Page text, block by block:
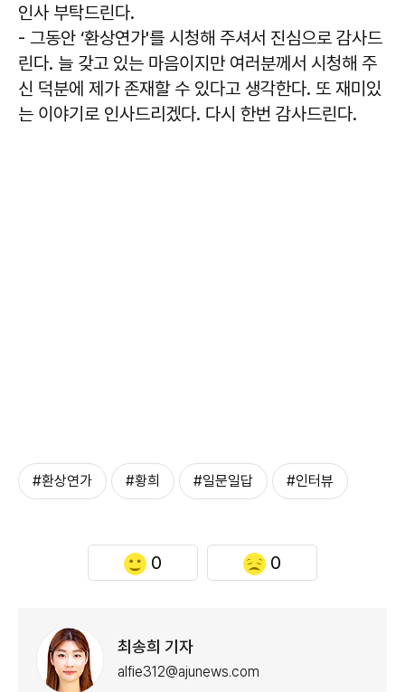
인사 부탁드린다.
- 그동안 ‘환상연가'를 시청해 주셔서 진심으로 감사드
린다. 늘 갖고 있는 마음이지만 여러분께서 시청해 주
신 덕분에 제가 존재할 수 있다고 생각한다. 또 재미있
는 이야기로 인사드리겠다. 다시 한번 감사드린다.
#환상연가 #황희 #일문일답 #인터뷰
0 0
최송희 기자
alfie312@ajunews.com